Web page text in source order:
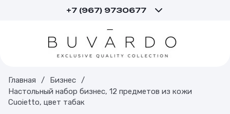
+7 (967) 9730677
Главная / Бизнес /
Настольный набор бизнес, 12 предметов из кожи
Cuoietto, цвет табак